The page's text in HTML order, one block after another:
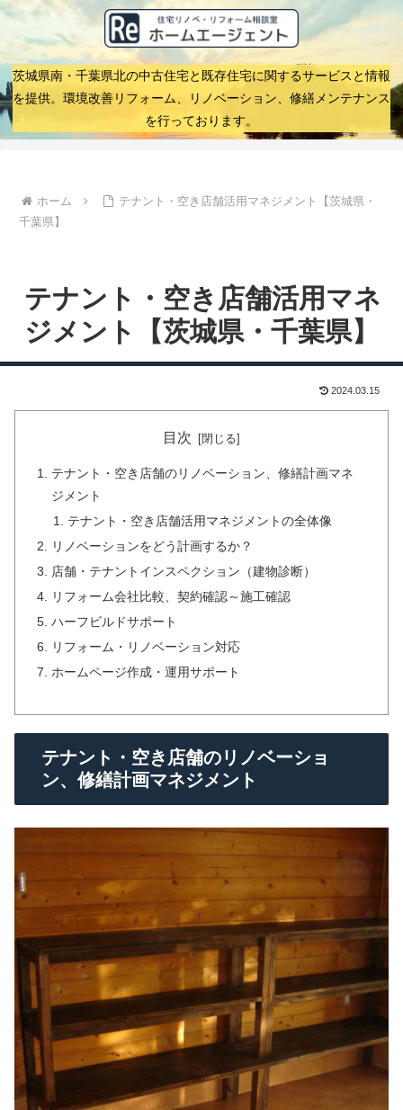
茨城県南・千葉県北の中古住宅と既存住宅に関するサービスと情報
を提供。環境改善リフォーム、リノベーション、修繕メンテナンス
を行っております。
ホーム
テナント・空き店舗活用マネジメント【茨城県・
千葉県】
テナント・空き店舗活用マネ
ジメント【茨城県・千葉県】
2024.03.15
目次
テナント・空き店舗のリノベーション、修繕計画マネ
ジメント
テナント・空き店舗活用マネジメントの全体像
リノベーションをどう計画するか？
店舗・テナントインスペクション（建物診断）
リフォーム会社比較、契約確認～施工確認
ハーフビルドサポート
リフォーム・リノベーション対応
ホームページ作成・運用サポート
テナント・空き店舗のリノベーショ
ン、修繕計画マネジメント